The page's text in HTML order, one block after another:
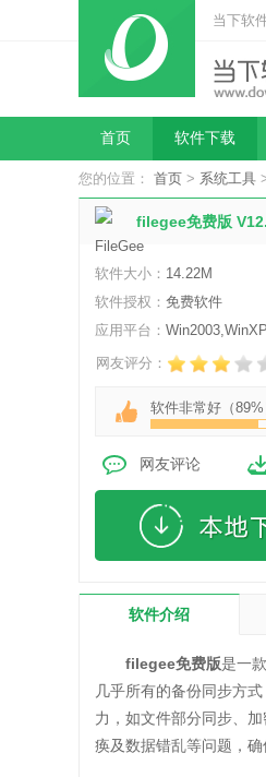
当下软
首页 软件下载
您的位置： 首页 > 系统工具
filegee免费版
软件大小： 14.22M
软件授权： 免费软件
应用平台：
网友评分：
软件非常好（89%
网友评论
软件介绍
filegee免费版是一
几乎所有的备份同步方
力，如文件部分同步、
痪及数据错乱等问题，确